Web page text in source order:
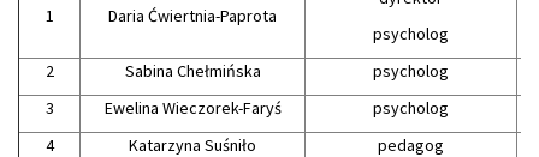
1 Daria Ćwiertnia-Paprota
psycholog
2
Sabina Chełmińska
psycholog
3
Ewelina Wieczorek-Faryś
psycholog
4
Katarzyna Suśniło
pedagog